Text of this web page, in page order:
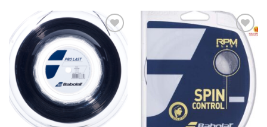
Add to
wishlist
Add to
wishlist